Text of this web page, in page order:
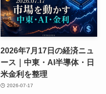
2026年7月17日の経済ニュ
ース｜中東・AI半導体・日
米金利を整理
2026-07-17